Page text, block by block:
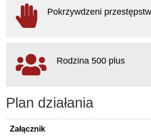
Plan działania
Załącznik
Pokrzywdzeni
Rodzina 500 plus